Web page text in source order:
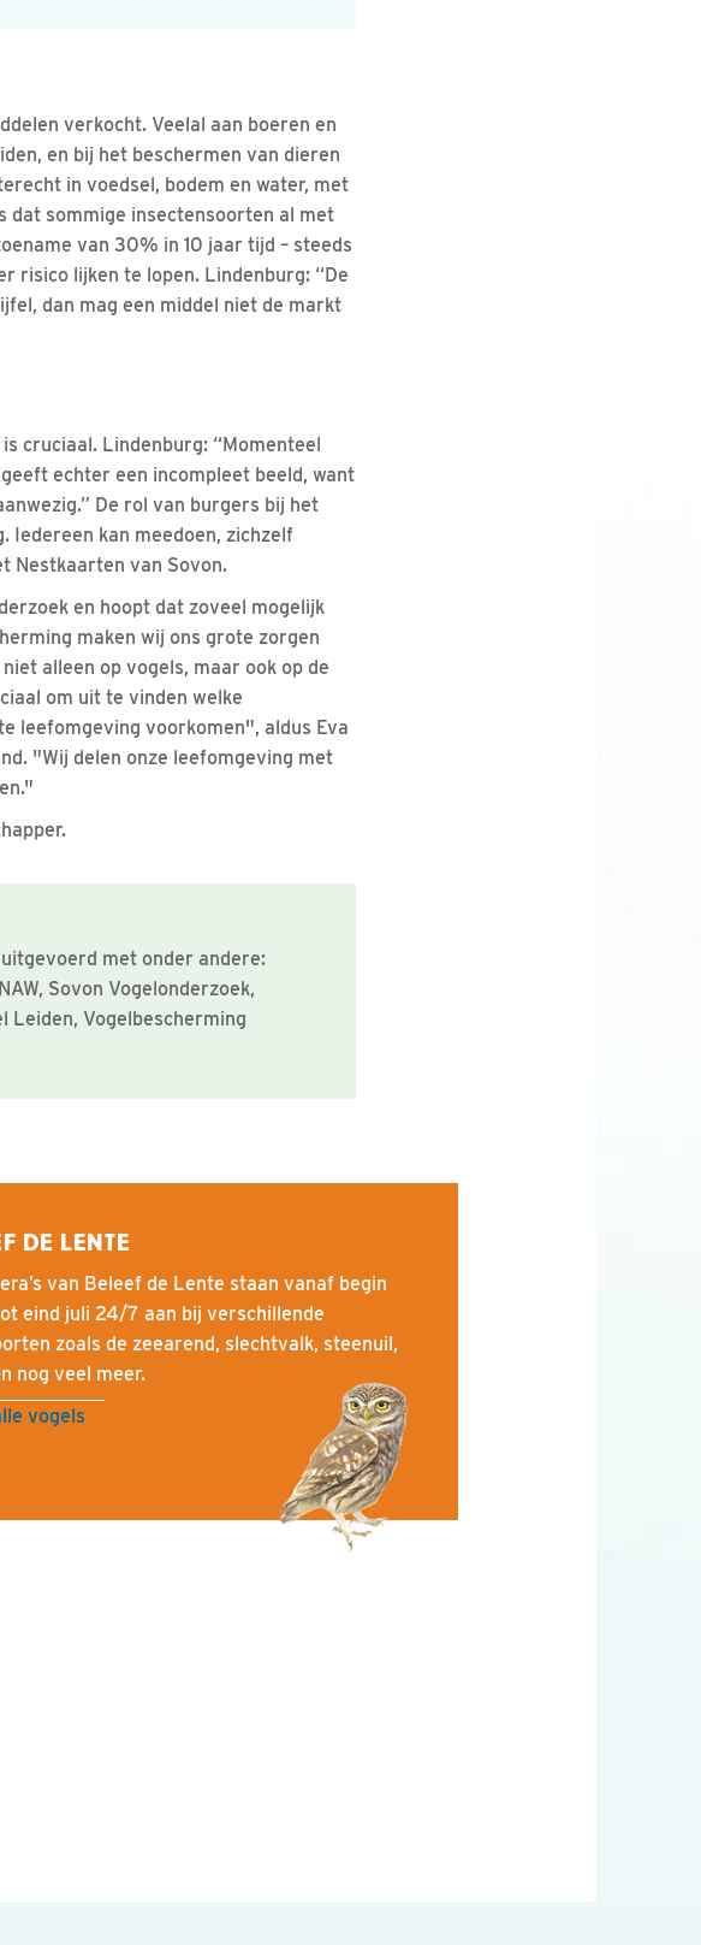
verkocht. Veelal aan boeren en
en bij het beschermen van dieren
in voedsel, bodem en water, met
dat sommige insectensoorten al met
van 30% in 10 jaar tijd – steeds
risico lijken te lopen. Lindenburg: “De
dan mag een middel niet de markt
cruciaal. Lindenburg: “Momenteel
echter een incompleet beeld, want
De rol van burgers bij het
Iedereen kan meedoen, zichzelf
Nestkaarten van Sovon.
en hoopt dat zoveel mogelijk
maken wij ons grote zorgen
alleen op vogels, maar ook op de
om uit te vinden welke
leefomgeving voorkomen", aldus Eva
"Wij delen onze leefomgeving met
met onder andere:
Sovon Vogelonderzoek,
Leiden, Vogelbescherming
DE LENTE
van Beleef de Lente staan vanaf begin
eind juli 24/7 aan bij verschillende
zoals de zeearend, slechtvalk, steenuil,
nog veel meer.
vogels